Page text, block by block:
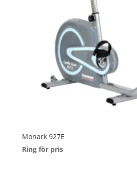
Monark 927E
Ring för pris